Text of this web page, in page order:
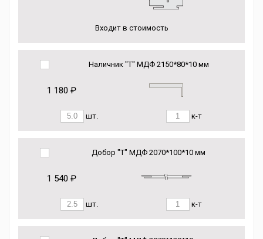
Входит в стоимость
Наличник "Т" МДФ 2150*80*10 мм
1 180 ₽
шт. к-т
Добор "Т" МДФ 2070*100*10 мм
1 540 ₽
шт. к-т